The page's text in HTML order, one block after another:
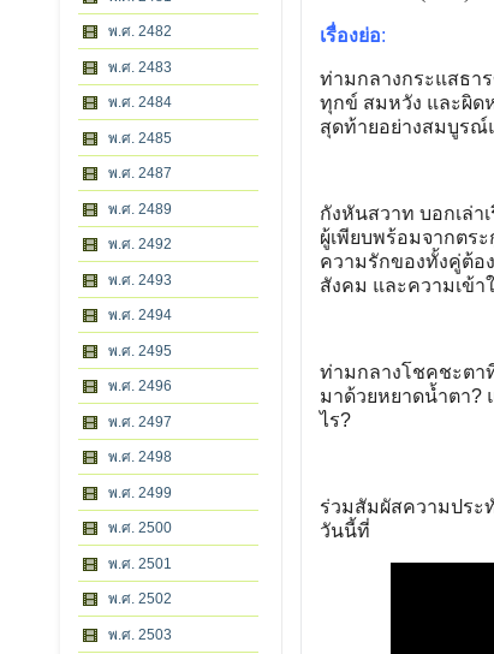
พ.ศ. 2482
พ.ศ. 2483
พ.ศ. 2484
พ.ศ. 2485
พ.ศ. 2487
พ.ศ. 2489
พ.ศ. 2492
พ.ศ. 2493
พ.ศ. 2494
พ.ศ. 2495
พ.ศ. 2496
พ.ศ. 2497
พ.ศ. 2498
พ.ศ. 2499
พ.ศ. 2500
พ.ศ. 2501
พ.ศ. 2502
พ.ศ. 2503
เรื่องย่อ:
ท่ามกลางกระแสธา
ทุกข์ สมหวัง และผิด
สุดท้ายอย่างสมบูรณ์
กังหันสวาท บอกเล่
ผู้เพียบพร้อมจากตร
ความรักของทั้งคู่ต้อ
สังคม และความเข้า
ท่ามกลางโชคชะตา
มาด้วยหยาดน้ำตา?
ไร?
ร่วมสัมผัสความประ
วันนี้ที่